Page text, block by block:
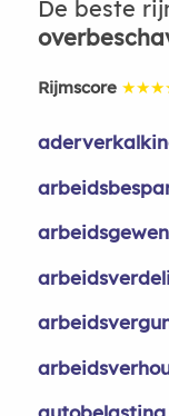
De beste
Rijmscore